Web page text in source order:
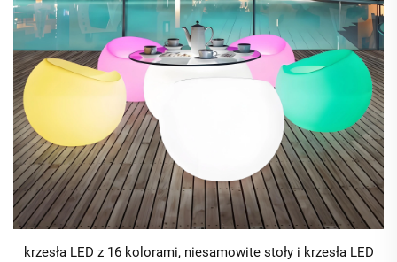
krzesła LED z 16 kolorami, niesamowite stoły i krzesła LED